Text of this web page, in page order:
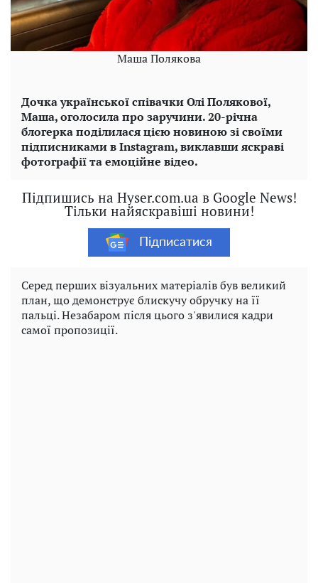
Маша Полякова
Дочка української співачки Олі Полякової,
Маша, оголосила про заручини. 20-річна
блогерка поділилася цією новиною зі своїми
підписниками в Instagram, виклавши яскраві
фотографії та емоційне відео.
Підпишись на Hyser.com.ua в Google News!
Тільки найяскравіші новини!
Підписатися
Серед перших візуальних матеріалів був великий
план, що демонструє блискучу обручку на її
пальці. Незабаром після цього з'явилися кадри
самої пропозиції.